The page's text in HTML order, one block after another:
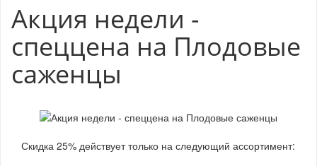
Акция недели -
спеццена на Плодовые
саженцы
Скидка 25% действует только на следующий ассортимент: